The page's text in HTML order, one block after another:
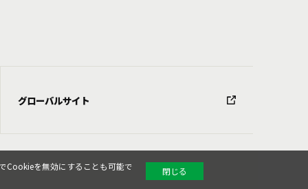
グローバルサイト
Cookieを無効にすることも可能で 閉じる